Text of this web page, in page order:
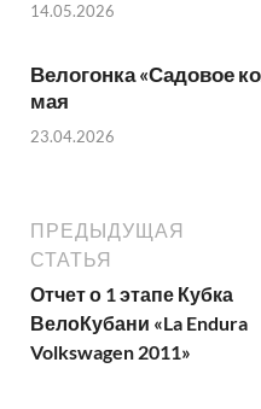
14.05.2026
Велогонка «Садовое
мая
23.04.2026
ПРЕДЫДУЩАЯ
СТАТЬЯ
Отчет о 1 этапе Кубка
ВелоКубани «La Endura
Volkswagen 2011»